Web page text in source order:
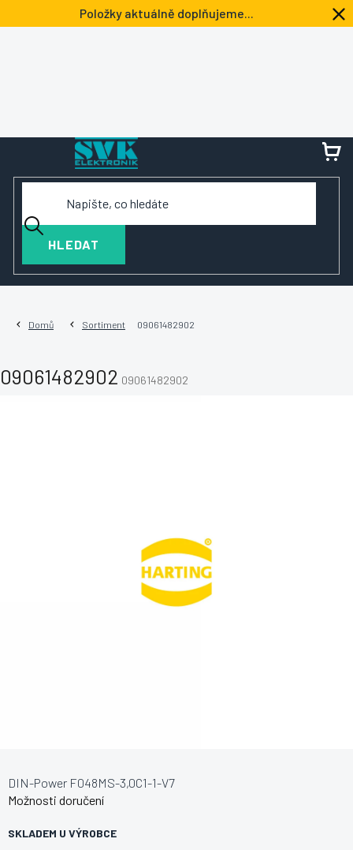
na
Položky aktuálně doplňujeme...
HLEDAT
Domů Sortiment 09061482902
09061482902 09061482902
SKLADEM U VÝROBCE
Možnosti doručení
DIN-Power F048MS-3,0C1-1-V7